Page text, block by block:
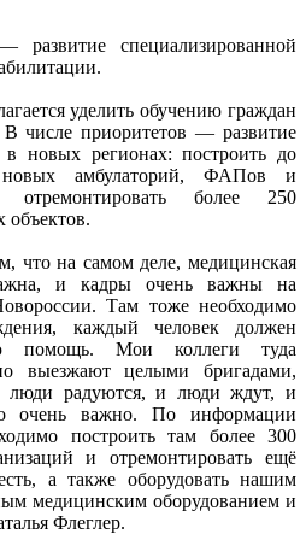
специализированной
уделить обучению граждан
числе приоритетов — развитие
в новых регионах: построить до
амбулаторий, ФАПов и
более 250
что на самом деле, медицинская
и кадры очень важны на
Там тоже необходимо
каждый человек должен
помощь. Мои коллеги туда
выезжают целыми бригадами,
люди радуются, и люди ждут, и
очень важно. По информации
построить там более 300
и отремонтировать ещё
а также оборудовать нашим
медицинским оборудованием и
Флеглер.